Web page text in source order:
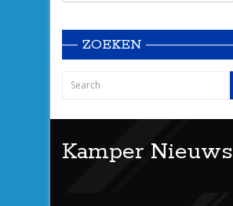
ZOEKEN
Kamper Nieuws